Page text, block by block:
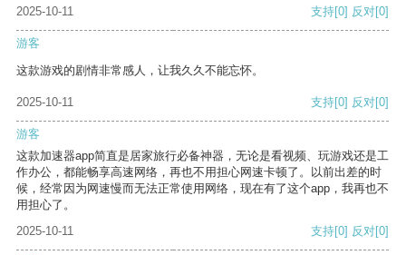
2025-10-11
支持[0] 反对[0]
游客
这款游戏的剧情非常感人，让我久久不能忘怀。
2025-10-11 支持[0] 反对[0]
游客
这款加速器app简直是居家旅行必备神器，无论是看视频、玩游戏还是工
作办公，都能畅享高速网络，再也不用担心网速卡顿了。以前出差的时
候，经常因为网速慢而无法正常使用网络，现在有了这个app，我再也不
用担心了。
2025-10-11
支持[0] 反对[0]